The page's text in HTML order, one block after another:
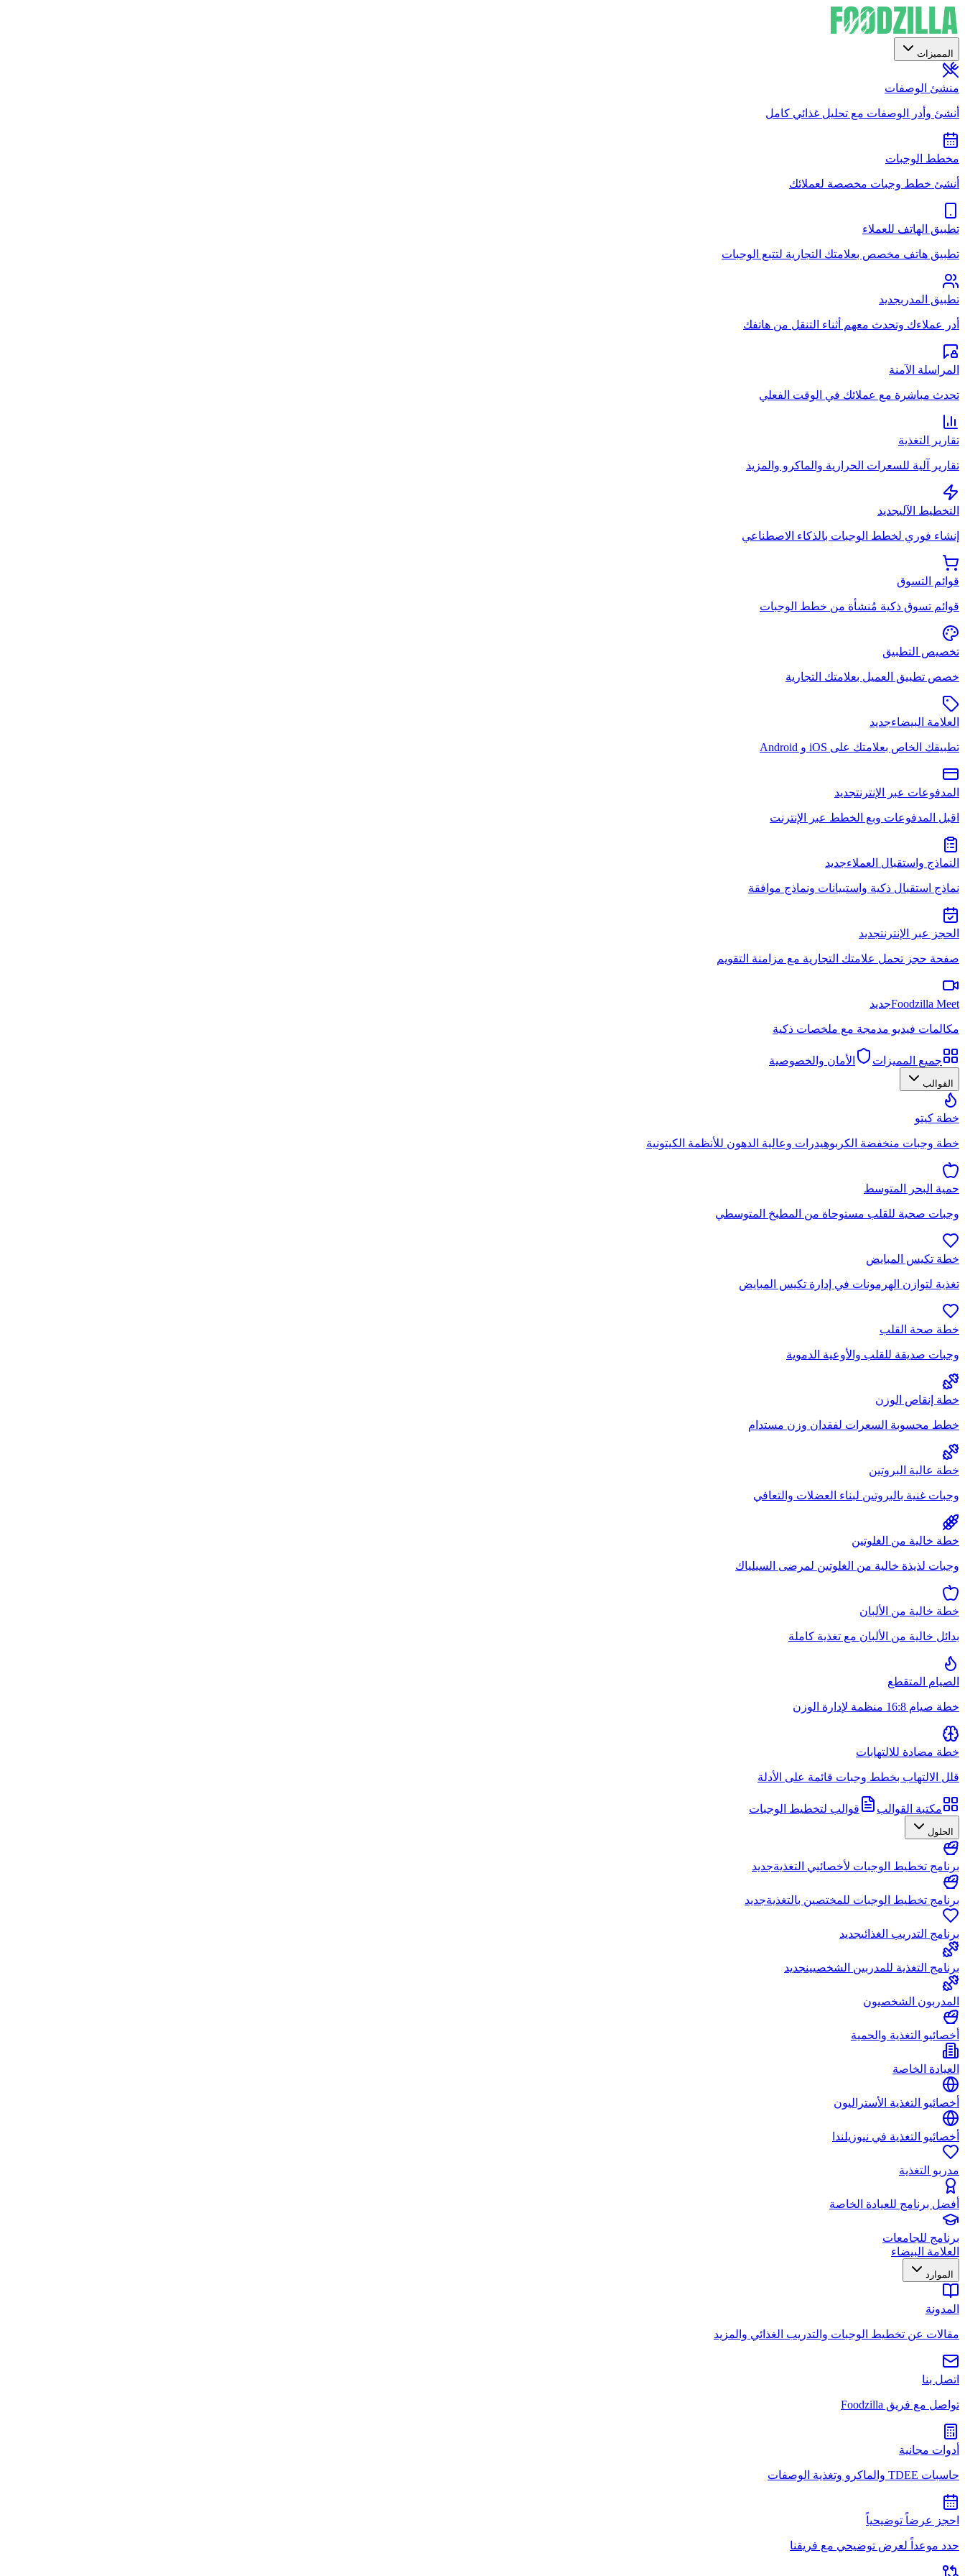
المميزات
منشئ الوصفات
أنشئ وأدر الوصفات مع تحليل غذائي كامل
مخطط الوجبات
أنشئ خطط وجبات مخصصة لعملائك
تطبيق الهاتف للعملاء
تطبيق هاتف مخصص بعلامتك التجارية لتتبع الوجبات
تطبيق المدربجديد
أدر عملاءك وتحدث معهم أثناء التنقل من هاتفك
المراسلة الآمنة
تحدث مباشرة مع عملائك في الوقت الفعلي
تقارير التغذية
تقارير آلية للسعرات الحرارية والماكرو والمزيد
التخطيط الآليجديد
إنشاء فوري لخطط الوجبات بالذكاء الاصطناعي
قوائم التسوق
قوائم تسوق ذكية مُنشأة من خطط الوجبات
تخصيص التطبيق
خصص تطبيق العميل بعلامتك التجارية
العلامة البيضاءجديد
تطبيقك الخاص بعلامتك على iOS و Android
المدفوعات عبر الإنترنتجديد
اقبل المدفوعات وبع الخطط عبر الإنترنت
النماذج واستقبال العملاءجديد
نماذج استقبال ذكية واستبيانات ونماذج موافقة
الحجز عبر الإنترنتجديد
صفحة حجز تحمل علامتك التجارية مع مزامنة التقويم
Foodzilla Meetجديد
مكالمات فيديو مدمجة مع ملخصات ذكية
جميع المميزات الأمان والخصوصية
القوالب
خطة كيتو
خطة وجبات منخفضة الكربوهيدرات وعالية الدهون للأنظمة الكيتونية
حمية البحر المتوسط
وجبات صحية للقلب مستوحاة من المطبخ المتوسطي
خطة تكيس المبايض
تغذية لتوازن الهرمونات في إدارة تكيس المبايض
خطة صحة القلب
وجبات صديقة للقلب والأوعية الدموية
خطة إنقاص الوزن
خطط محسوبة السعرات لفقدان وزن مستدام
خطة عالية البروتين
وجبات غنية بالبروتين لبناء العضلات والتعافي
خطة خالية من الغلوتين
وجبات لذيذة خالية من الغلوتين لمرضى السيلياك
خطة خالية من الألبان
بدائل خالية من الألبان مع تغذية كاملة
الصيام المتقطع
خطة صيام 16:8 منظمة لإدارة الوزن
خطة مضادة للالتهابات
قلل الالتهاب بخطط وجبات قائمة على الأدلة
مكتبة القوالب قوالب لتخطيط الوجبات
الحلول
برنامج تخطيط الوجبات لأخصائيي التغذيةجديد
برنامج تخطيط الوجبات للمختصين بالتغذيةجديد
برنامج التدريب الغذائيجديد
برنامج التغذية للمدربين الشخصيينجديد
المدربون الشخصيون
أخصائيو التغذية والحمية
العيادة الخاصة
أخصائيو التغذية الأستراليون
أخصائيو التغذية في نيوزيلندا
مدربو التغذية
أفضل برنامج للعيادة الخاصة
برنامج للجامعات
العلامة البيضاء
الموارد
المدونة
مقالات عن تخطيط الوجبات والتدريب الغذائي والمزيد
اتصل بنا
تواصل مع فريق Foodzilla
أدوات مجانية
حاسبات TDEE والماكرو وتغذية الوصفات
احجز عرضاً توضيحياً
حدد موعداً لعرض توضيحي مع فريقنا